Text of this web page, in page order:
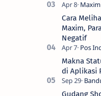
Cara
Maxim,
Negatif
Makna
di Aplikasi
Gudang